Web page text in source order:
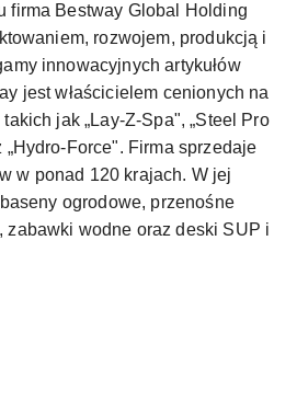
firma Bestway Global Holding
rozwojem, produkcją i
innowacyjnych artykułów
jest właścicielem cenionych na
jak „Lay-Z-Spa", „Steel Pro
„Hydro-Force". Firma sprzedaje
w ponad 120 krajach. W jej
ogrodowe, przenośne
zabawki wodne oraz deski SUP i